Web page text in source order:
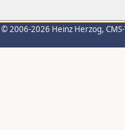
© 2006-2026 Heinz Herzog,